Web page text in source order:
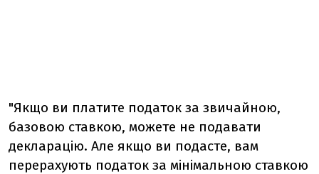
"Якщо ви платите податок за звичайною,
базовою ставкою, можете не подавати
декларацію. Але якщо ви подасте, вам
перерахують податок за мінімальною ставкою